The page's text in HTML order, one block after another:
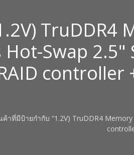
TruDDR4
Hot-Swap 2.5"
controller
าที่มีป้ายกำกับ “1.2V) TruDDR4 Memory